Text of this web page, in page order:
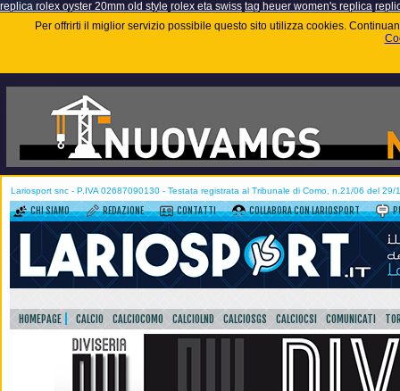
replica rolex oyster 20mm old style rolex eta swiss tag heuer women's replica
Per offrirti il miglior servizio possibile questo sito utilizza cookies.
Lariosport snc - P.IVA 02687090130 - Testata registrata al Tribunale di Como, n.21/06 del 29/
CHI SIAMO REDAZIONE CONTATTI COLLABORA CON LARIOSPORT
HOMEPAGE CALCIO CALCIOCOMO CALCIOLND CALCIOSGS CALCIOCSI COMUNICATI